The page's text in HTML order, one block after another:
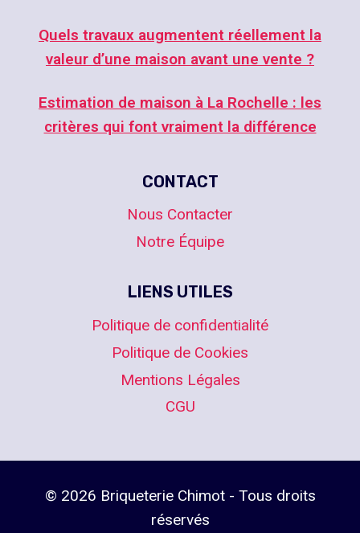
Quels travaux augmentent réellement la
valeur d’une maison avant une vente ?
Estimation de maison à La Rochelle : les
critères qui font vraiment la différence
CONTACT
Nous Contacter
Notre Équipe
LIENS UTILES
Politique de confidentialité
Politique de Cookies
Mentions Légales
CGU
© 2026 Briqueterie Chimot - Tous droits
réservés